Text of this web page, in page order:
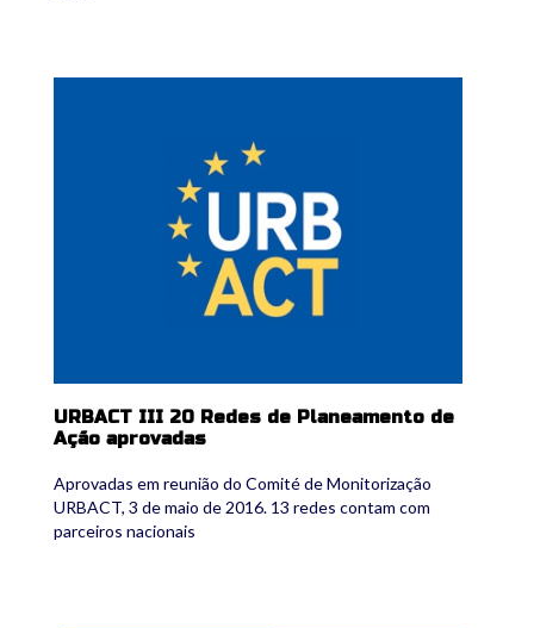
URBACT III 20 Redes de Planeamento de
Ação aprovadas
Aprovadas em reunião do Comité de Monitorização
URBACT, 3 de maio de 2016. 13 redes contam com
parceiros nacionais